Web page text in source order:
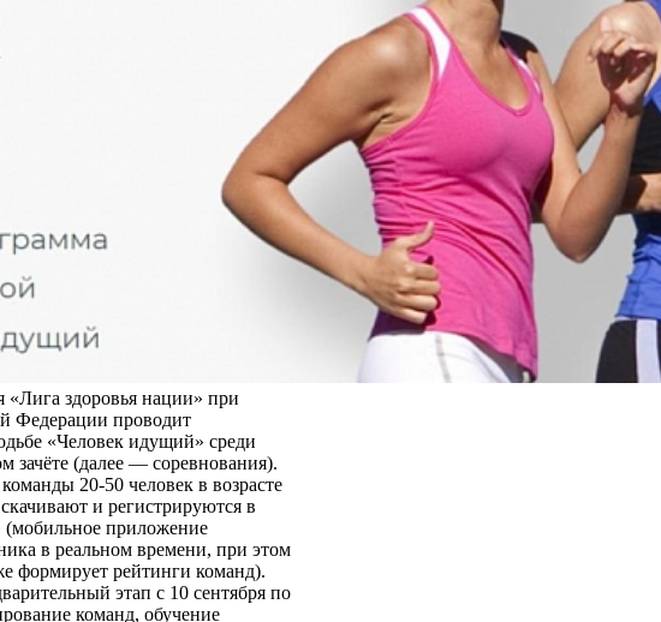
«Лига здоровья нации» при
Федерации проводит
«Человек идущий» среди
зачёте (далее — соревнования).
20-50 человек в возрасте
и регистрируются в
приложение
в реальном времени, при этом
формирует рейтинги команд).
этап с 10 сентября по
команд, обучение